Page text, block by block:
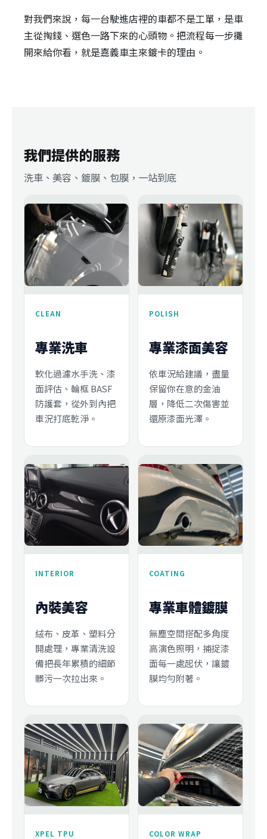
對我們來說，每一台駛進店裡的車都不是工單，是車
主從掏錢、選色一路下來的心頭物。把流程每一步攤
開來給你看，就是嘉義車主來鍍卡的理由。
我們提供的服務
洗車、美容、鍍膜、包膜，一站到底
CLEAN
專業洗車
軟化過濾水手洗、漆
面評估、輪框 BASF
防護套，從外到內把
車況打底乾淨。
POLISH
專業漆面美容
依車況給建議，盡量
保留你在意的金油
層，降低二次傷害並
還原漆面光澤。
INTERIOR
內裝美容
絨布、皮革、塑料分
開處理，專業清洗設
備把長年累積的細節
髒污一次拉出來。
COATING
專業車體鍍膜
無塵空間搭配多角度
高演色照明，捕捉漆
面每一處起伏，讓鍍
膜均勻附著。
XPEL TPU COLOR WRAP